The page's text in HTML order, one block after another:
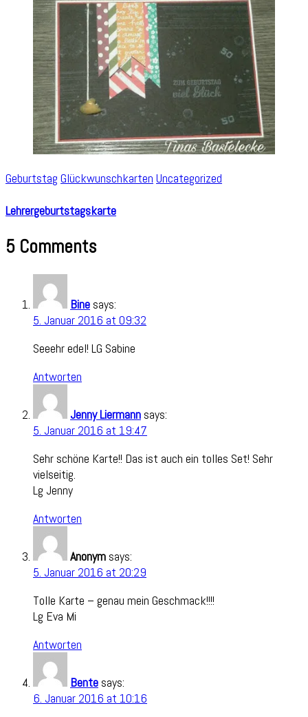
Geburtstag Glückwunschkarten Uncategorized
Lehrergeburtstagskarte
5 Comments
Bine says:
5. Januar 2016 at 09:32
Seeehr edel! LG Sabine
Antworten
Jenny Liermann says:
5. Januar 2016 at 19:47
Sehr schöne Karte!! Das ist auch ein tolles Set! Sehr
vielseitig.
Lg Jenny
Antworten
Anonym says:
5. Januar 2016 at 20:29
Tolle Karte – genau mein Geschmack!!!!
Lg Eva Mi
Antworten
Bente says:
6. Januar 2016 at 10:16